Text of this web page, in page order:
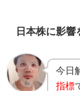
日本株に影響
今日
指標